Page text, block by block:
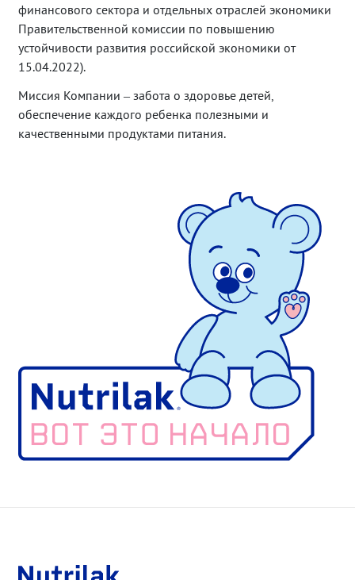
финансового сектора и отдельных отраслей экономики
Правительственной комиссии по повышению
устойчивости развития российской экономики от
15.04.2022).
Миссия Компании – забота о здоровье детей,
обеспечение каждого ребенка полезными и
качественными продуктами питания.